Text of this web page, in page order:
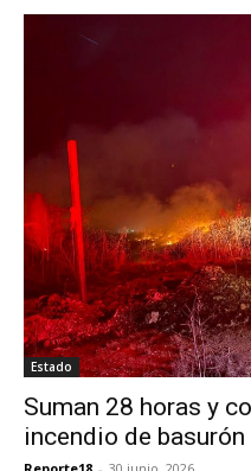
Estado
Suman 28 horas y
incendio de